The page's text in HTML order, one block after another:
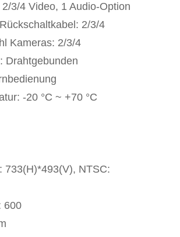
3/4 Video, 1 Audio-Option
2/3/4
Kameras: 2/3/4
Drahtgebunden
-20 °C ~ +70 °C
733(H)*493(V), NTSC:
600